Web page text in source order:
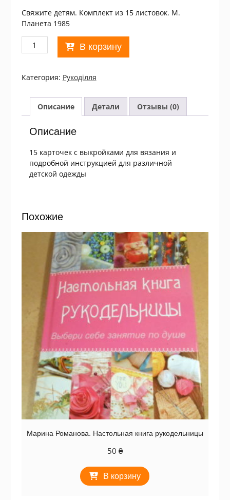
Свяжите детям. Комплект из 15 листовок. М.
Планета 1985
Количество
товара
детям.
Комплект
листовок
В корзину
Категория: Рукоділля
Описание Детали Отзывы (0)
Описание
15 карточек с выкройками для вязания и
подробной инструкцией для различной
детской одежды
Похожие
Марина Романова. Настольная книга рукодельницы
50 ₴
В корзину